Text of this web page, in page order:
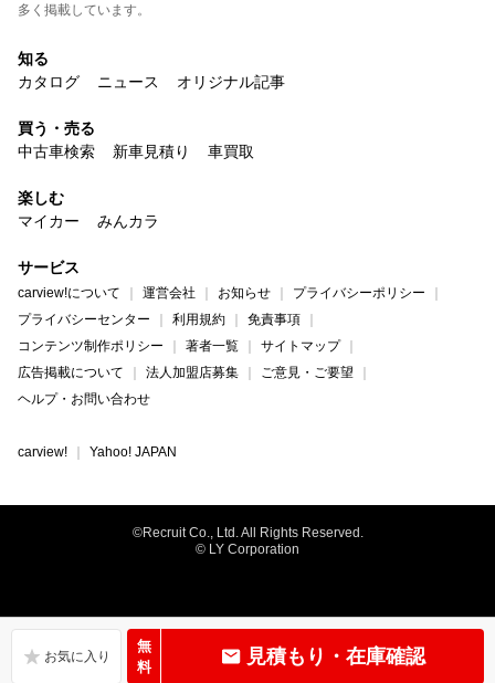
無
料
見積もり・在庫確認
多く掲載しています。
知る
カタログ
ニュース オリジナル記事
買う・売る
中古車検索
新車見積り 車買取
楽しむ
マイカー
みんカラ
サービス
carview!について 運営会社 お知らせ
プライバシーポリシー
プライバシーセンター
利用規約
免責事項
コンテンツ制作ポリシー
著者一覧
サイトマップ
広告掲載について
法人加盟店募集
ご意見・ご要望
ヘルプ・お問い合わせ
carview! Yahoo! JAPAN
©Recruit Co., Ltd. All Rights Reserved.
© LY Corporation